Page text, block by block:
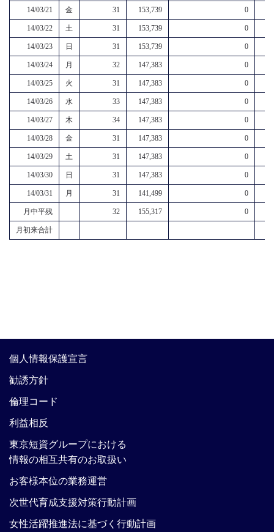
14/03/21 金 31 153,739 0
14/03/22 土 31 153,739 0
14/03/23 日 31 153,739 0
14/03/24 月 32 147,383 0
14/03/25 火 31 147,383 0
14/03/26 水 33 147,383 0
14/03/27 木 34 147,383 0
14/03/28 金 31 147,383 0
14/03/29 土 31 147,383 0
14/03/30 日 31 147,383 0
14/03/31 月 31 141,499 0
月中平残 32 155,317 0
月初来合計
個人情報保護宣言
勧誘方針
倫理コード
利益相反
東京短資グループにおける
情報の相互共有のお取扱い
お客様本位の業務運営
次世代育成支援対策行動計画
女性活躍推進法に基づく行動計画